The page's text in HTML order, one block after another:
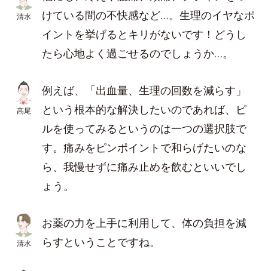
清水
けている間の不快感など…。生理のイヤなポ
イントを挙げるとキリがないです！どうし
たら心地よく過ごせるのでしょうか…。
高尾
例えば、「出血量、生理の回数を減らす」
という根本的な解決したいのであれば、ピ
ルを使ってみるというのは一つの選択肢で
す。痛みをピンポイントで和らげたいのな
ら、我慢せずに痛み止めを飲むといいでし
ょう。
清水
お薬の力を上手に利用して、体の負担を減
らすということですね。